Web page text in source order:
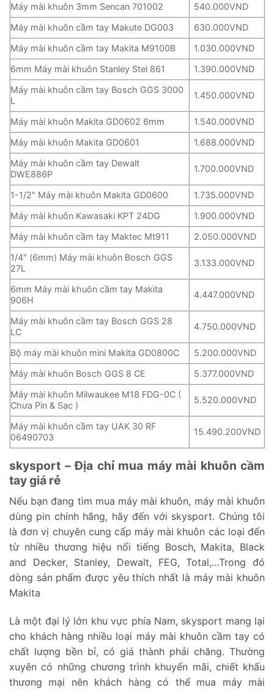
Máy mài khuôn 3mm Sencan 701002
540.000VND
Máy mài khuôn cầm tay Makute DG003
630.000VND
Máy mài khuôn cầm tay Makita M9100B
1.030.000VND
6mm Máy mài khuôn Stanley Stel 861
1.390.000VND
Máy mài khuôn cầm tay Bosch GGS 3000
L
1.450.000VND
Máy mài khuôn Makita GD0602 6mm
1.540.000VND
Máy mài khuôn Makita GD0601
1.688.000VND
Máy mài khuôn cầm tay Dewalt
DWE886P
1.700.000VND
1-1/2″ Máy mài khuôn Makita GD0600
1.735.000VND
Máy mài khuôn Kawasaki KPT 24DG
1.900.000VND
Máy mài khuôn cầm tay Maktec Mt911
2.050.000VND
1/4″ (6mm) Máy mài khuôn Bosch GGS
27L
3.133.000VND
6mm Máy mài khuôn cầm tay Makita
906H
4.447.000VND
Máy mài khuôn cầm tay Bosch GGS 28
LC
4.750.000VND
Bộ máy mài khuôn mini Makita GD0800C
5.200.000VND
Máy mài khuôn Bosch GGS 8 CE
5.377.000VND
Máy mài khuôn Milwaukee M18 FDG-0C (
Chưa Pin & Sạc )
5.520.000VND
Máy mài khuôn cầm tay UAK 30 RF
06490703
15.490.200VND
skysport – Địa chỉ mua máy mài khuôn cầm
tay giá rẻ
Nếu bạn đang tìm mua máy mài khuôn, máy mài khuôn
dùng pin chính hãng, hãy đến với skysport. Chúng tôi
là đơn vị chuyên cung cấp máy mài khuôn các loại đến
từ nhiều thương hiệu nổi tiếng Bosch, Makita, Black
and Decker, Stanley, Dewalt, FEG, Total,…Trong đó
dòng sản phẩm được yêu thích nhất là máy mài khuôn
Makita
Là một đại lý lớn khu vực phía Nam, skysport mang lại
cho khách hàng nhiều loại máy mài khuôn cầm tay có
chất lượng bền bỉ, có giá thành phải chăng. Thường
xuyên có những chương trình khuyến mãi, chiết khấu
thương mại nên khách hàng có thể mua máy mài